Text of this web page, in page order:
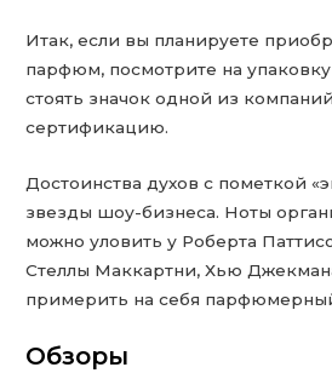
Итак, если вы планируете
парфюм, посмотрите на
стоять значок одной из
сертификацию.
Достоинства духов с пометкой
звезды шоу-бизнеса. Ноты
можно уловить у Роберта
Стеллы Маккартни, Хью
примерить на себя
Обзоры